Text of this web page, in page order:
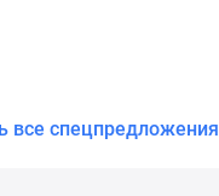
все спецпредложения